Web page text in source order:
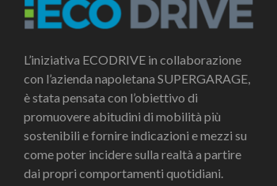
L’iniziativa ECODRIVE in collaborazione
con l’azienda napoletana SUPERGARAGE,
è stata pensata con l’obiettivo di
promuovere abitudini di mobilità più
sostenibili e fornire indicazioni e mezzi su
come poter incidere sulla realtà a partire
dai propri comportamenti quotidiani.